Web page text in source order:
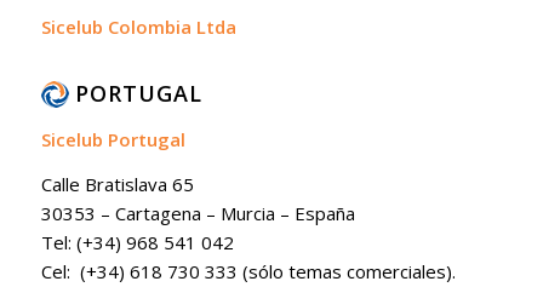
Sicelub Colombia Ltda
PORTUGAL
Sicelub Portugal
Calle Bratislava 65
30353 – Cartagena – Murcia – España
Tel: (+34) 968 541 042
Cel: (+34) 618 730 333 (sólo temas comerciales).